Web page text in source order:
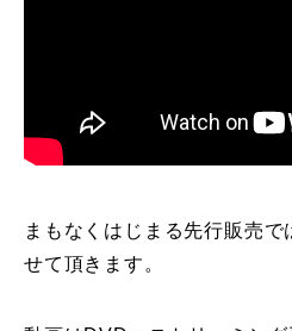
講師から選ぶ
まもなくはじまる先行販売で
せて頂きます。